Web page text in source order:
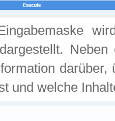
und welche